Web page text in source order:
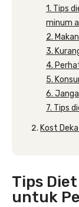
1. Tips
minum
2.
3.
4.
5.
6.
7. Tips
Kost
Tips
untuk